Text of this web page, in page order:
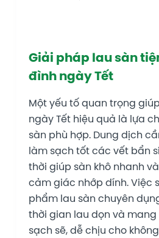
Giải pháp lau sàn
đình ngày Tết
Một yếu tố quan trọng
ngày Tết hiệu quả là lựa
sàn phù hợp. Dung dịch
làm sạch tốt các vết bẩn
thời giúp sàn khô nhanh
cảm giác nhớp dính. Việc
phẩm lau sàn chuyên
thời gian lau dọn và
sạch sẽ, dễ chịu cho